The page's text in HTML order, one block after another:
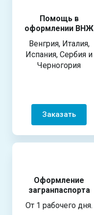
Помощь в
оформлении ВНЖ
Венгрия, Италия,
Испания, Сербия и
Черногория
Заказать
Оформление
загранпаспорта
От 1 рабочего дня.